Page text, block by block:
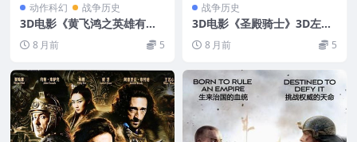
动作科幻 战争历史
3D电影《黄飞鸿之英雄有
梦》左右格式 3D版 高清 网
盘 下载
8 月前 5
战争历史
3D电影《圣殿骑士》3D左右
格式 分屏电影 3D VR电影下
载 8 月前 5